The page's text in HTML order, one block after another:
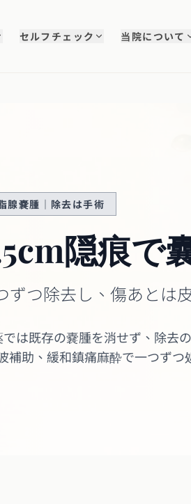
セルフチェック 当院について
腺嚢腫｜除去は手術
隠痕で
ずつ除去し、傷あとは
は既存の嚢腫を消せず、除去
補助、緩和鎮痛麻酔で一つずつ